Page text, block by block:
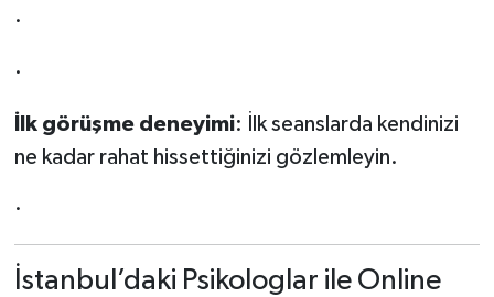
·
·
İlk görüşme deneyimi: İlk seanslarda kendinizi
ne kadar rahat hissettiğinizi gözlemleyin.
·
İstanbul’daki Psikologlar ile Online